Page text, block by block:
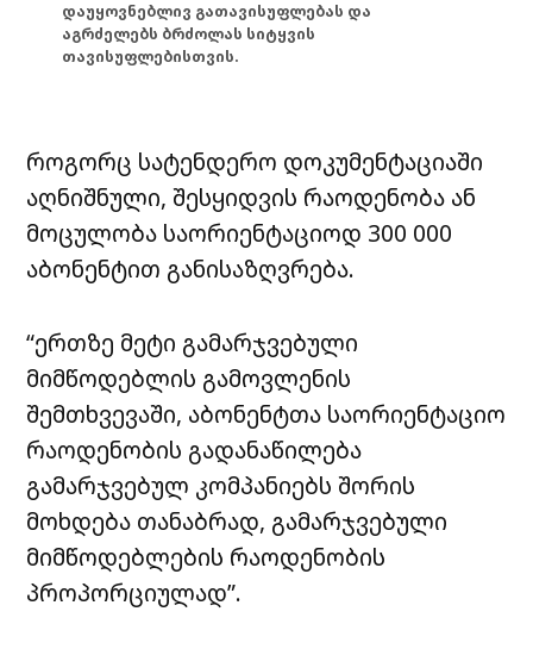
დაუყოვნებლივ გათავისუფლებას და
აგრძელებს ბრძოლას სიტყვის
თავისუფლებისთვის.
როგორც სატენდერო დოკუმენტაციაში
აღნიშნული, შესყიდვის რაოდენობა ან
მოცულობა საორიენტაციოდ 300 000
აბონენტით განისაზღვრება.
“ერთზე მეტი გამარჯვებული
მიმწოდებლის გამოვლენის
შემთხვევაში, აბონენტთა საორიენტაციო
რაოდენობის გადანაწილება
გამარჯვებულ კომპანიებს შორის
მოხდება თანაბრად, გამარჯვებული
მიმწოდებლების რაოდენობის
პროპორციულად”.